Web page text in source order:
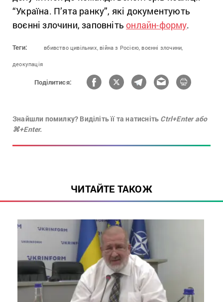
“Україна. П’ята ранку”, які документують
воєнні злочини, заповніть онлайн-форму.
Теги: вбивство цивільних, війна з Росією, воєнні злочини,
деокупація
Поділитися:
Знайшли помилку? Виділіть її та натисніть Ctrl+Enter або
⌘+Enter.
ЧИТАЙТЕ ТАКОЖ